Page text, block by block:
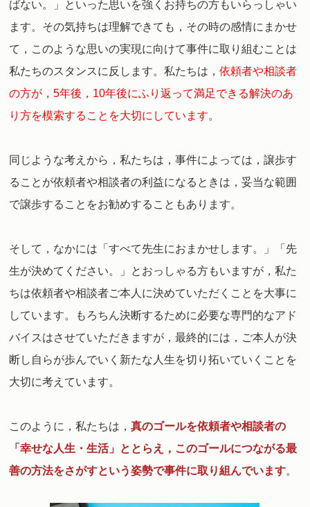
ばない。」といった思いを強くお持ちの方もいらっしゃい
ます。その気持ちは理解できても，その時の感情にまかせ
て，このような思いの実現に向けて事件に取り組むことは
私たちのスタンスに反します。私たちは，依頼者や相談者
の方が，5年後，10年後にふり返って満足できる解決のあ
り方を模索することを大切にしています。
同じような考えから，私たちは，事件によっては，譲歩す
ることが依頼者や相談者の利益になるときは，妥当な範囲
で譲歩することをお勧めすることもあります。
そして，なかには「すべて先生におまかせします。」「先
生が決めてください。」とおっしゃる方もいますが，私た
ちは依頼者や相談者ご本人に決めていただくことを大事に
しています。
もろちん決断するために必要な専門的なアド
バイスはさせていただきますが，最終的には， ご本人が決
断し自らが歩んでいく新たな人生を切り拓いていくことを
大切に考えています。
このように，私たちは，真のゴールを依頼者や相談者の
「幸せな人生・生活」ととらえ，このゴールにつながる最
善の方法をさがすという姿勢で事件に取り組んでいます。